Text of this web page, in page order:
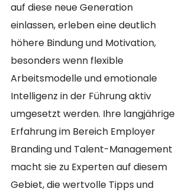
auf diese neue Generation
einlassen, erleben eine deutlich
höhere Bindung und Motivation,
besonders wenn flexible
Arbeitsmodelle und emotionale
Intelligenz in der Führung aktiv
umgesetzt werden. Ihre langjährige
Erfahrung im Bereich Employer
Branding und Talent-Management
macht sie zu Experten auf diesem
Gebiet, die wertvolle Tipps und